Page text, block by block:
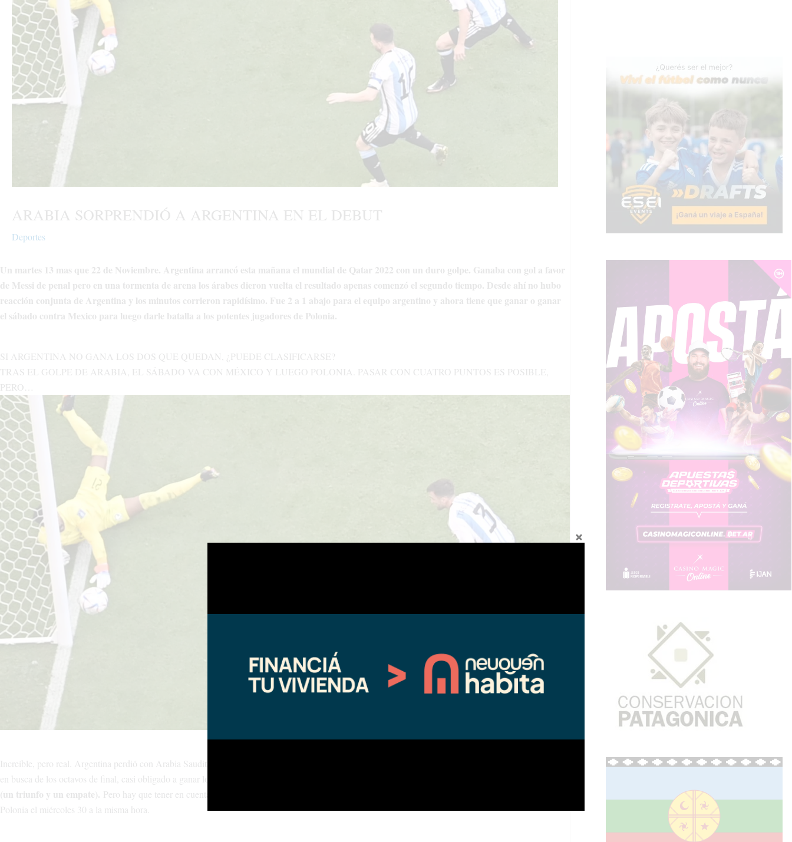
ARABIA SORPRENDIÓ A ARGENTINA EN EL DEBUT
Deportes
Un martes 13 mas que 22 de Noviembre. Argentina arrancó esta mañana el mundial de Qatar 2022 con un duro golpe. Ganaba con gol a favor
de Messi de penal pero en una tormenta de arena los árabes dieron vuelta el resultado apenas comenzó el segundo tiempo. Desde ahí no hubo
reacción conjunta de Argentina y los minutos corrieron rapidísimo. Fue 2 a 1 abajo para el equipo argentino y ahora tiene que ganar o ganar
el sábado contra Mexico para luego darle batalla a los potentes jugadores de Polonia.
SI ARGENTINA NO GANA LOS DOS QUE QUEDAN, ¿PUEDE CLASIFICARSE?
TRAS EL GOLPE DE ARABIA, EL SÁBADO VA CON MÉXICO Y LUEGO POLONIA. PASAR CON CUATRO PUNTOS ES POSIBLE,
PERO…
Increíble, pero real. Argentina perdió con Arabia Saudita, el rival a priori más accesible, y queda comprometido de cara a lo que viene. Con alta presión
en busca de los octavos de final, casi obligado a ganar los dos partidos. Aunque
(un triunfo y un empate). Pero hay que tener en cuenta que por delante tendrá a dos selecciones más fuertes, como México el sábado desde las 16 y con
Polonia el miércoles 30 a la misma hora.